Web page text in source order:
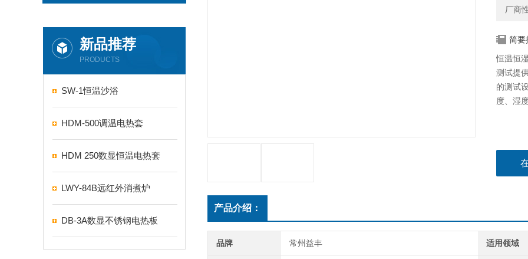
新品推荐
PRODUCTS
SW-1恒温沙浴
HDM-500调温电热套
HDM 250数显恒温电热套
LWY-84B远红外消煮炉
DB-3A数显不锈钢电热板
厂商
简要
恒温恒
测试提
的测试
度、湿
产品介绍：
品牌 常州益丰 适用领域